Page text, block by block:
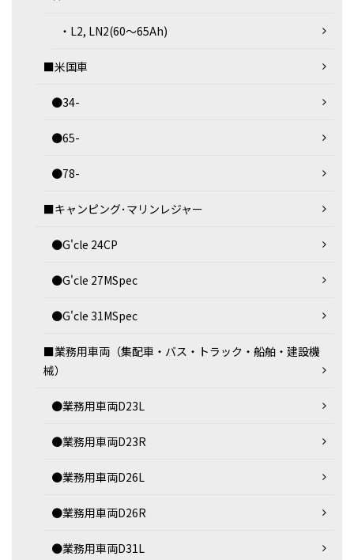
・L2, LN2(60～65Ah)
■米国車
●34-
●65-
●78-
■キャンピング･マリンレジャー
●G'cle 24CP
●G'cle 27MSpec
●G'cle 31MSpec
■業務用車両（集配車・バス・トラック・船舶・建設機
械）
●業務用車両D23L
●業務用車両D23R
●業務用車両D26L
●業務用車両D26R
●業務用車両D31L